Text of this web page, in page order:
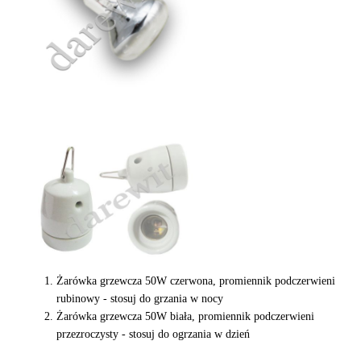
Żarówka grzewcza 50W czerwona, promiennik podczerwieni
rubinowy - stosuj do grzania w nocy
Żarówka grzewcza 50W biała, promiennik podczerwieni
przezroczysty - stosuj do ogrzania w dzień